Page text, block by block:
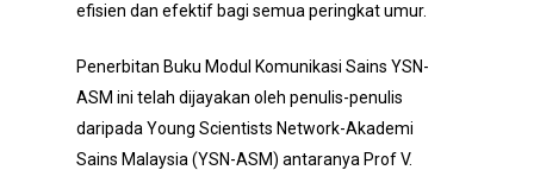
efisien dan efektif bagi semua peringkat umur.
Penerbitan Buku Modul Komunikasi Sains YSN-
ASM ini telah dijayakan oleh penulis-penulis
daripada Young Scientists Network-Akademi
Sains Malaysia (YSN-ASM) antaranya Prof V.